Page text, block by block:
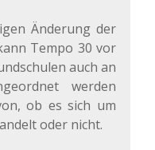
Änderung der
Tempo 30 vor
auch an
werden
ob es sich um
oder nicht.